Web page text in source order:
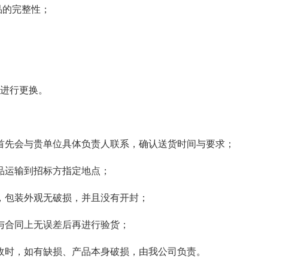
完整性；
行更换。
会与贵单位具体负责人联系，确认送货时间与要求；
输到招标方指定地点；
装外观无破损，并且没有开封；
同上无误差后再进行验货；
，如有缺损、产品本身破损，由我公司负责。